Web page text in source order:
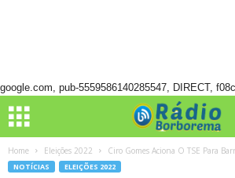
google.com, pub-5559586140285547, DIRECT,
Home Eleições 2022 Ciro Gomes Aciona O TSE Para
NOTÍCIAS ELEIÇÕES 2022